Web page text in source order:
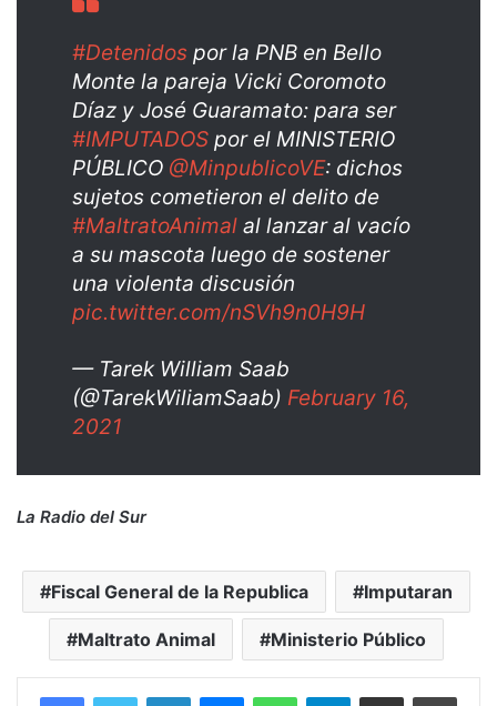
#Detenidos por la PNB en Bello
Monte la pareja Vicki Coromoto
Díaz y José Guaramato: para ser
#IMPUTADOS por el MINISTERIO
PÚBLICO @MinpublicoVE: dichos
sujetos cometieron el delito de
#MaltratoAnimal al lanzar al vacío
a su mascota luego de sostener
una violenta discusión
pic.twitter.com/nSVh9n0H9H
— Tarek William Saab
(@TarekWiliamSaab) February 16,
2021
La Radio del Sur
Fiscal General de la Republica Imputaran
Maltrato Animal Ministerio Público
FacebookTwitter LinkedInMessengerWhatsAppTelegramCompartir por correo electrónico